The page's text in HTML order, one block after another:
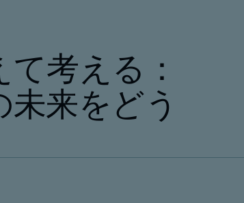
考える：
来をどう